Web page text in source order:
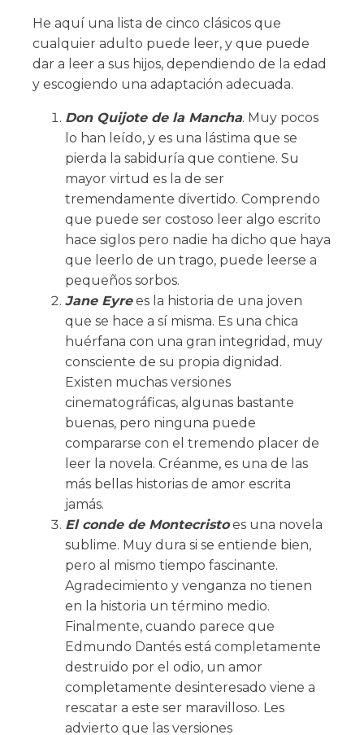
He aquí una lista de cinco clásicos que
cualquier adulto puede leer, y que puede
dar a leer a sus hijos, dependiendo de la edad
y escogiendo una adaptación adecuada.
Don Quijote de la Mancha. Muy pocos
lo han leído, y es una lástima que se
pierda la sabiduría que contiene. Su
mayor virtud es la de ser
tremendamente divertido. Comprendo
que puede ser costoso leer algo escrito
hace siglos pero nadie ha dicho que haya
que leerlo de un trago, puede leerse a
pequeños sorbos.
Jane Eyrees la historia de una joven
que se hace a sí misma. Es una chica
huérfana con una gran integridad, muy
consciente de su propia dignidad.
Existen muchas versiones
cinematográficas, algunas bastante
buenas, pero ninguna puede
compararse con el tremendo placer de
leer la novela. Créanme, es una de las
más bellas historias de amor escrita
jamás.
El conde de Montecristoes una novela
sublime. Muy dura si se entiende bien,
pero al mismo tiempo fascinante.
Agradecimiento y venganza no tienen
en la historia un término medio.
Finalmente, cuando parece que
Edmundo Dantés está completamente
destruido por el odio, un amor
completamente desinteresado viene a
rescatar a este ser maravilloso. Les
advierto que las versiones